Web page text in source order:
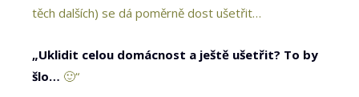
těch dalších) se dá poměrně dost ušetřit…
„Uklidit celou domácnost a ještě ušetřit? To by
šlo… 🙂“